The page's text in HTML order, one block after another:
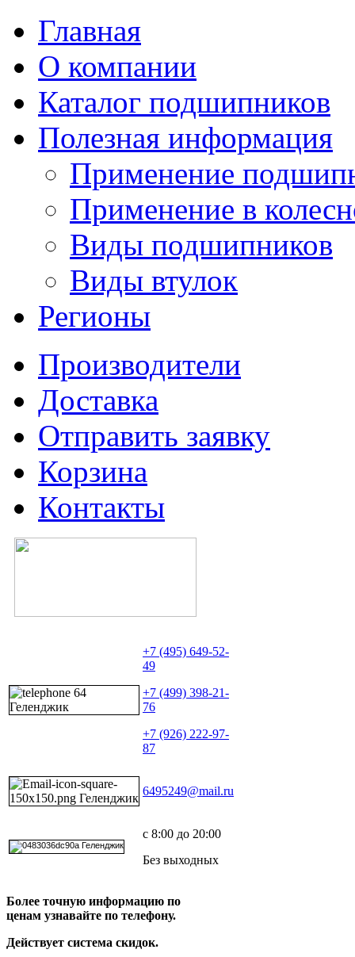
Главная
О компании
Каталог подшипников
Полезная информация
Применение
Применение в
Виды подшипников
Виды втулок
Регионы
Производители
Доставка
Отправить заявку
Корзина
Контакты
+7 (495) 649-52-
49
+7 (499) 398-21-
76
+7 (926) 222-97-
87
6495249@mail.ru
с 8:00 до 20:00
Без выходных
Более точную информацию по
ценам узнавайте по телефону.
Действует система скидок.